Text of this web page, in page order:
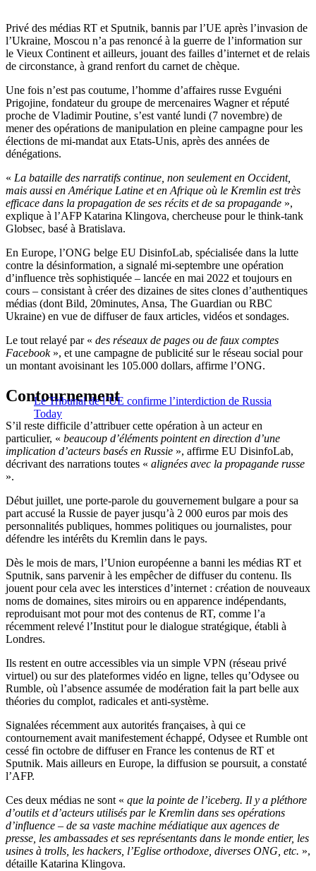
Privé des médias RT et Sputnik, bannis par l’UE après l’invasion de
l’Ukraine, Moscou n’a pas renoncé à la guerre de l’information sur
le Vieux Continent et ailleurs, jouant des failles d’internet et de relais
de circonstance, à grand renfort du carnet de chèque.
Une fois n’est pas coutume, l’homme d’affaires russe Evguéni
Prigojine, fondateur du groupe de mercenaires Wagner et réputé
proche de Vladimir Poutine, s’est vanté lundi (7 novembre) de
mener des opérations de manipulation en pleine campagne pour les
élections de mi-mandat aux Etats-Unis, après des années de
dénégations.
« La bataille des narratifs continue, non seulement en Occident,
mais aussi en Amérique Latine et en Afrique où le Kremlin est très
efficace dans la propagation de ses récits et de sa propagande »,
explique à l’AFP Katarina Klingova, chercheuse pour le think-tank
Globsec, basé à Bratislava.
En Europe, l’ONG belge EU DisinfoLab, spécialisée dans la lutte
contre la désinformation, a signalé mi-septembre une opération
d’influence très sophistiquée – lancée en mai 2022 et toujours en
cours – consistant à créer des dizaines de sites clones d’authentiques
médias (dont Bild, 20minutes, Ansa, The Guardian ou RBC
Ukraine) en vue de diffuser de faux articles, vidéos et sondages.
Le tout relayé par « des réseaux de pages ou de faux comptes
Facebook », et une campagne de publicité sur le réseau social pour
un montant avoisinant les 105.000 dollars, affirme l’ONG.
Le Tribunal de l’UE confirme l’interdiction de Russia
Today
Contournement
S’il reste difficile d’attribuer cette opération à un acteur en
particulier, « beaucoup d’éléments pointent en direction d’une
implication d’acteurs basés en Russie », affirme EU DisinfoLab,
décrivant des narrations toutes « alignées avec la propagande russe
».
Début juillet, une porte-parole du gouvernement bulgare a pour sa
part accusé la Russie de payer jusqu’à 2 000 euros par mois des
personnalités publiques, hommes politiques ou journalistes, pour
défendre les intérêts du Kremlin dans le pays.
Dès le mois de mars, l’Union européenne a banni les médias RT et
Sputnik, sans parvenir à les empêcher de diffuser du contenu. Ils
jouent pour cela avec les interstices d’internet : création de nouveaux
noms de domaines, sites miroirs ou en apparence indépendants,
reproduisant mot pour mot des contenus de RT, comme l’a
récemment relevé l’Institut pour le dialogue stratégique, établi à
Londres.
Ils restent en outre accessibles via un simple VPN (réseau privé
virtuel) ou sur des plateformes vidéo en ligne, telles qu’Odysee ou
Rumble, où l’absence assumée de modération fait la part belle aux
théories du complot, radicales et anti-système.
Signalées récemment aux autorités françaises, à qui ce
contournement avait manifestement échappé, Odysee et Rumble ont
cessé fin octobre de diffuser en France les contenus de RT et
Sputnik. Mais ailleurs en Europe, la diffusion se poursuit, a constaté
l’AFP.
Ces deux médias ne sont « que la pointe de l’iceberg. Il y a pléthore
d’outils et d’acteurs utilisés par le Kremlin dans ses opérations
d’influence – de sa vaste machine médiatique aux agences de
presse, les ambassades et ses représentants dans le monde entier, les
usines à trolls, les hackers, l’Eglise orthodoxe, diverses ONG, etc. »,
détaille Katarina Klingova.